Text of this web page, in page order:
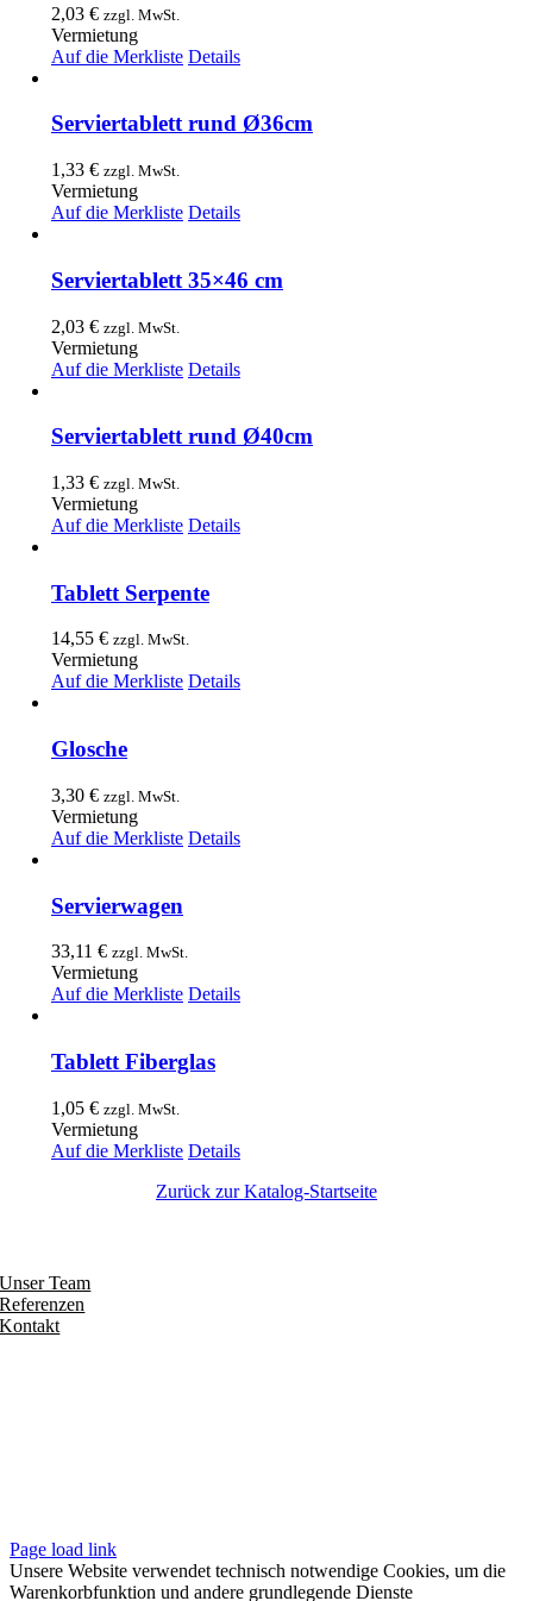
2,03 € zzgl. MwSt.
Vermietung
Auf die Merkliste Details
Serviertablett rund Ø36cm
1,33 € zzgl. MwSt.
Vermietung
Auf die Merkliste Details
Serviertablett 35×46 cm
2,03 € zzgl. MwSt.
Vermietung
Auf die Merkliste Details
Serviertablett rund Ø40cm
1,33 € zzgl. MwSt.
Vermietung
Auf die Merkliste Details
Tablett Serpente
14,55 € zzgl. MwSt.
Vermietung
Auf die Merkliste Details
Glosche
3,30 € zzgl. MwSt.
Vermietung
Auf die Merkliste Details
Servierwagen
33,11 € zzgl. MwSt.
Vermietung
Auf die Merkliste Details
Tablett Fiberglas
1,05 € zzgl. MwSt.
Vermietung
Auf die Merkliste Details
Zurück zur Katalog-Startseite
Unser Team
Referenzen
Kontakt
Page load link
Unsere Website verwendet technisch notwendige Cookies, um die
Warenkorbfunktion und andere grundlegende Dienste